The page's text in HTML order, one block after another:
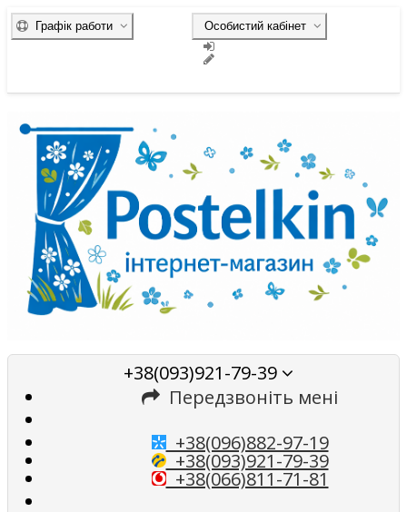
Особистий кабінет
Графік работи
+38(093)921-79-39
Передзвоніть мені
+38(096)882-97-19
+38(093)921-79-39
+38(066)811-71-81